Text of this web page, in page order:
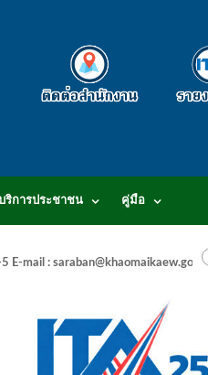
ริการประชาชน คู่มือ
mail : saraban@khaomaikaew.go.th